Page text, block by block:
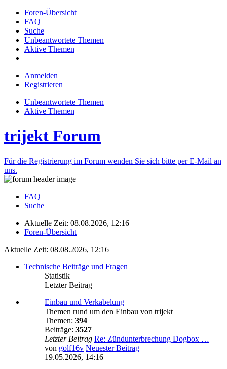
Foren-Übersicht
FAQ
Suche
Unbeantwortete Themen
Aktive Themen
Anmelden
Registrieren
Unbeantwortete Themen
Aktive Themen
trijekt Forum
Für die Registrierung im Forum wenden Sie sich bitte per E-Mail an
uns.
FAQ
Suche
Aktuelle Zeit: 08.08.2026, 12:16
Foren-Übersicht
Aktuelle Zeit: 08.08.2026, 12:16
Technische Beiträge und Fragen
Statistik
Letzter Beitrag
Einbau und Verkabelung
Themen rund um den Einbau von trijekt
Themen: 394
Beiträge: 3527
Letzter Beitrag Re: Zündunterbrechung Dogbox …
von golf16v Neuester Beitrag
19.05.2026, 14:16